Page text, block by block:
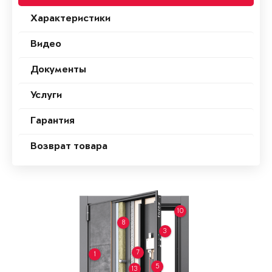
Характеристики
Видео
Документы
Услуги
Гарантия
Возврат товара
1
3
5
7
8
10
13